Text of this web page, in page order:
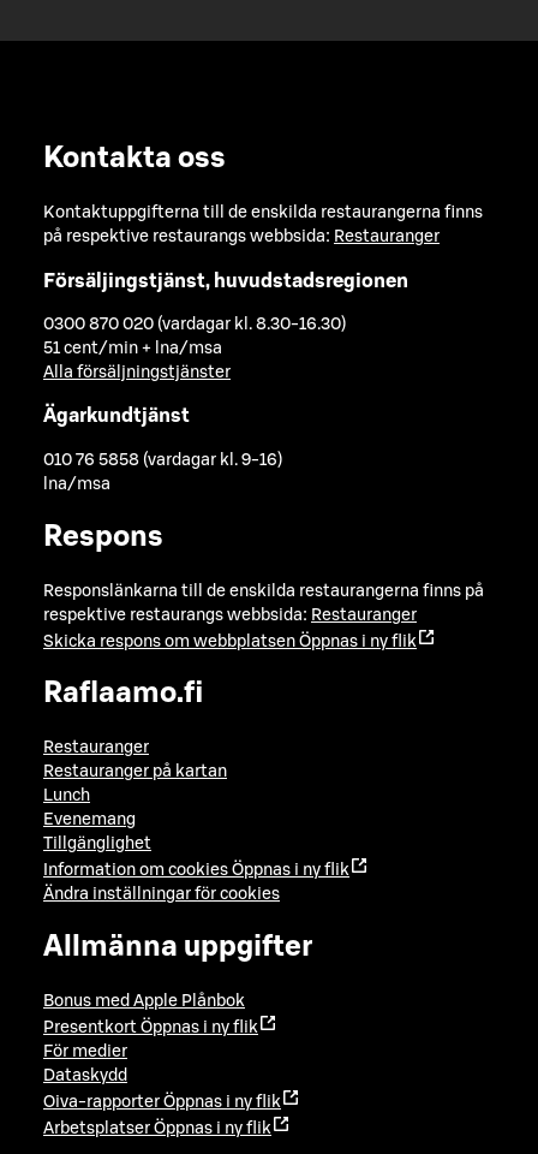
Kontakta oss
Kontaktuppgifterna till de enskilda restaurangerna finns
på respektive restaurangs webbsida: Restauranger
Försäljingstjänst, huvudstadsregionen
0300 870 020 (vardagar kl. 8.30-16.30)
51 cent/min + lna/msa
Alla försäljningstjänster
Ägarkundtjänst
010 76 5858 (vardagar kl. 9-16)
lna/msa
Respons
Responslänkarna till de enskilda restaurangerna finns på
respektive restaurangs webbsida: Restauranger
Skicka respons om webbplatsen Öppnas i ny flik
Raflaamo.fi
Restauranger
Restauranger på kartan
Lunch
Evenemang
Tillgänglighet
Information om cookies Öppnas i ny flik
Ändra inställningar för cookies
Allmänna uppgifter
Bonus med Apple Plånbok
Presentkort Öppnas i ny flik
För medier
Dataskydd
Oiva-rapporter Öppnas i ny flik
Arbetsplatser Öppnas i ny flik